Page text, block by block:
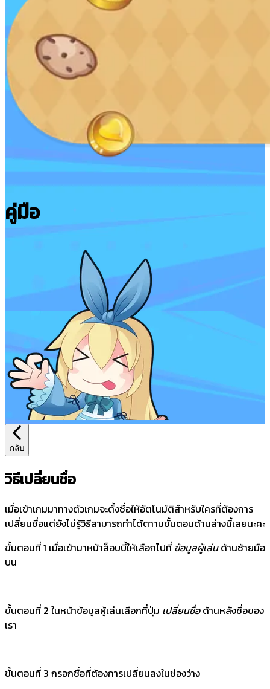
คู่มือ
กลับ
วิธีเปลี่ยนชื่อ
เมื่อเข้าเกมมาทางตัวเกมจะตั้งชื่อให้อัตโนมัติสำหรับใครที่ต้องการ
เปลี่ยนชื่อแต่ยังไม่รู้วิธีสามารถทำได้ตาามขั้นตอนด้านล่างนี้เลยนะคะ
ขั้นตอนที่ 1 เมื่อเข้ามาหน้าล็อบบี้ให้เลือกไปที่ ข้อมูลผู้เล่นด้านซ้ายมือ
บน
ขั้นตอนที่ 2 ในหน้าข้อมูลผู้เล่นเลือกที่ปุ่ม เปลี่ยนชื่อด้านหลังชื่อของ
เรา
ขั้นตอนที่ 3 กรอกชื่อที่ต้องการเปลี่ยนลงในช่องว่าง